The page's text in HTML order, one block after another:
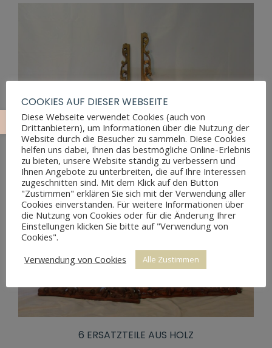
6 ERSATZTEILE AUS HOLZ
COOKIES AUF DIESER WEBSEITE
Diese Webseite verwendet Cookies (auch von
Drittanbietern), um Informationen über die Nutzung der
Website durch die Besucher zu sammeln. Diese Cookies
helfen uns dabei, Ihnen das bestmögliche Online-Erlebnis
zu bieten, unsere Website ständig zu verbessern und
Ihnen Angebote zu unterbreiten, die auf Ihre Interessen
zugeschnitten sind. Mit dem Klick auf den Button
"Zustimmen" erklären Sie sich mit der Verwendung aller
Cookies einverstanden. Für weitere Informationen über
die Nutzung von Cookies oder für die Änderung Ihrer
Einstellungen klicken Sie bitte auf "Verwendung von
Cookies".
Verwendung von Cookies
Alle Zustimmen